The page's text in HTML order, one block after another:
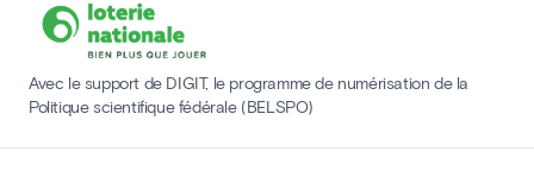
Avec le support de DIGIT, le programme de numérisation de la
Politique scientifique fédérale (BELSPO)